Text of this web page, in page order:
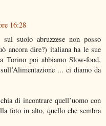
16:28
suolo abruzzese non posso
ancora dire?) italiana ha le sue
Torino poi abbiamo Slow-food,
... ci diamo da
di incontrare quell’uomo con
foto in alto, quello che sembra